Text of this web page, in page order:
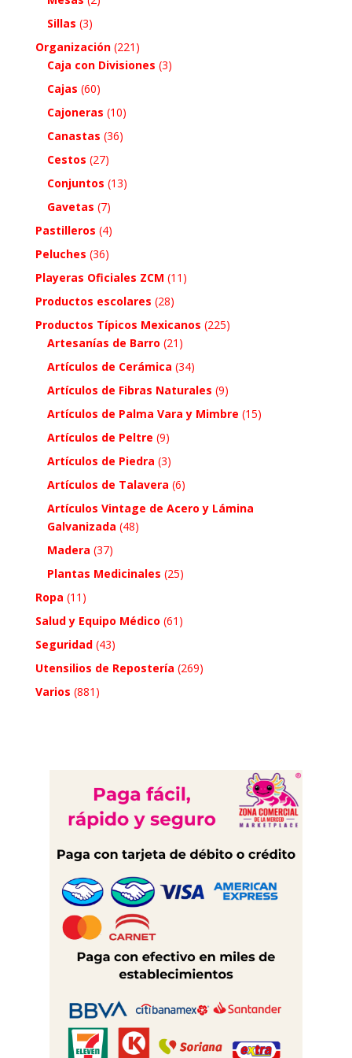
Sillas (3)
Organización (221)
Caja con Divisiones (3)
Cajas (60)
Cajoneras (10)
Canastas (36)
Cestos (27)
Conjuntos (13)
Gavetas (7)
Pastilleros (4)
Peluches (36)
Playeras Oficiales ZCM (11)
Productos escolares (28)
Productos Típicos Mexicanos (225)
Artesanías de Barro (21)
Artículos de Cerámica (34)
Artículos de Fibras Naturales (9)
Artículos de Palma Vara y Mimbre (15)
Artículos de Peltre (9)
Artículos de Piedra (3)
Artículos de Talavera (6)
Artículos Vintage de Acero y Lámina
Galvanizada (48)
Madera (37)
Plantas Medicinales (25)
Ropa (11)
Salud y Equipo Médico (61)
Seguridad (43)
Utensilios de Repostería (269)
Varios (881)